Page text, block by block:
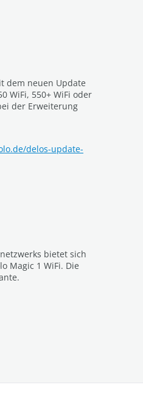
dem neuen Update
WiFi, 550+ WiFi oder
der Erweiterung
delos-update-
bietet sich
Magic 1 WiFi. Die